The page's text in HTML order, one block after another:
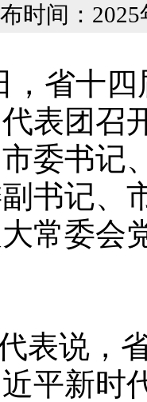
时间：
，省十
表团召
委书记
书记、
常委会
表说，
平新时